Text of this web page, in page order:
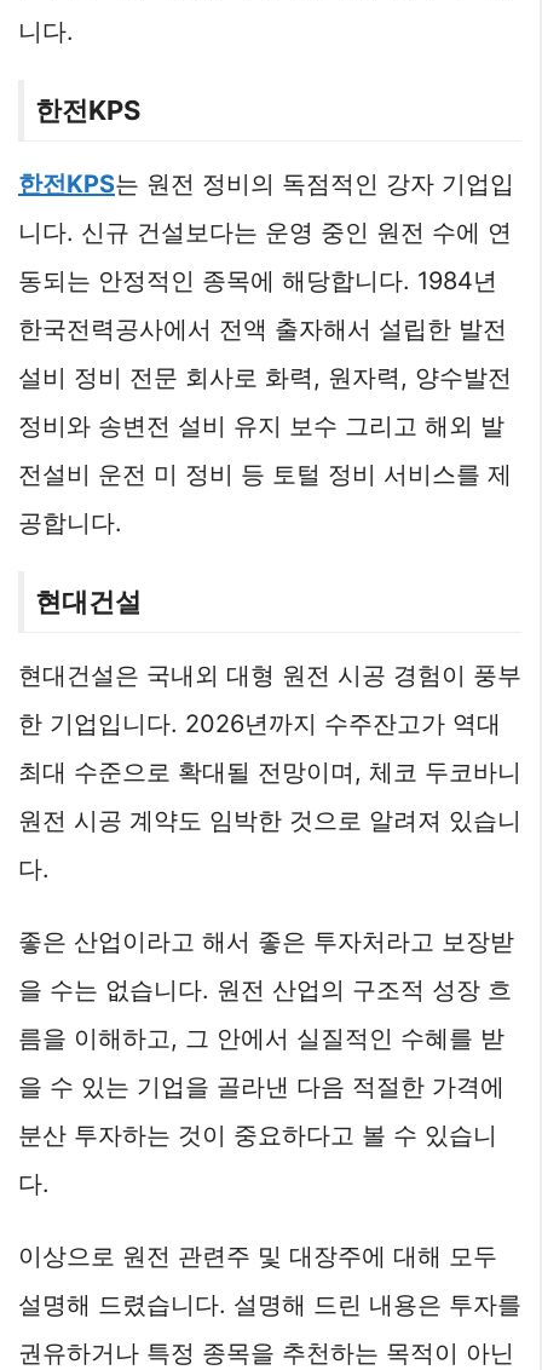
니다.
한전KPS
한전KPS는 원전 정비의 독점적인 강자 기업입
니다. 신규 건설보다는 운영 중인 원전 수에 연
동되는 안정적인 종목에 해당합니다. 1984년
한국전력공사에서 전액 출자해서 설립한 발전
설비 정비 전문 회사로 화력, 원자력, 양수발전
정비와 송변전 설비 유지 보수 그리고 해외 발
전설비 운전 미 정비 등 토털 정비 서비스를 제
공합니다.
현대건설
현대건설은 국내외 대형 원전 시공 경험이 풍부
한 기업입니다. 2026년까지 수주잔고가 역대
최대 수준으로 확대될 전망이며, 체코 두코바니
원전 시공 계약도 임박한 것으로 알려져 있습니
다.
좋은 산업이라고 해서 좋은 투자처라고 보장받
을 수는 없습니다. 원전 산업의 구조적 성장 흐
름을 이해하고, 그 안에서 실질적인 수혜를 받
을 수 있는 기업을 골라낸 다음 적절한 가격에
분산 투자하는 것이 중요하다고 볼 수 있습니
다.
이상으로 원전 관련주 및 대장주에 대해 모두
설명해 드렸습니다. 설명해 드린 내용은 투자를
권유하거나 특정 종목을 추천하는 목적이 아닌